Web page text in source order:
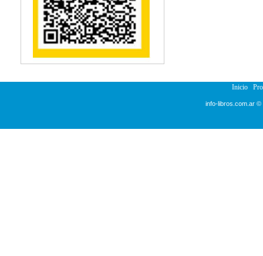
Reumatología
Salud Pública
Semiología
Terapia Ocupacional
Urología
Inicio
info-libros.com.ar